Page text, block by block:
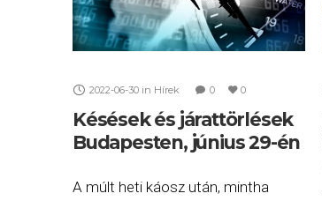
2022-06-30 in Hírek 0 0
Késések és járattörlések
Budapesten, június 29-én
A múlt heti káosz után, mintha